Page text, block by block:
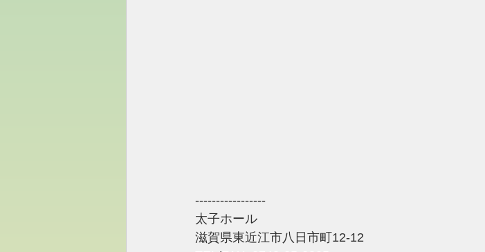
-----------------
太子ホール
滋賀県東近江市八日市町12-12